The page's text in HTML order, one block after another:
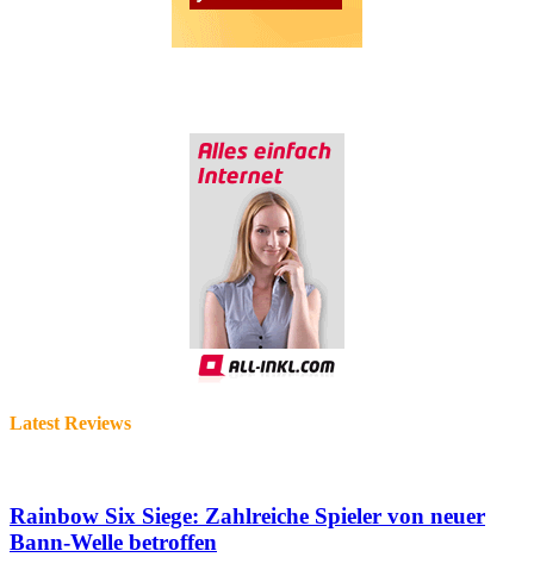
Latest Reviews
Rainbow Six Siege: Zahlreiche Spieler von neuer
Bann-Welle betroffen